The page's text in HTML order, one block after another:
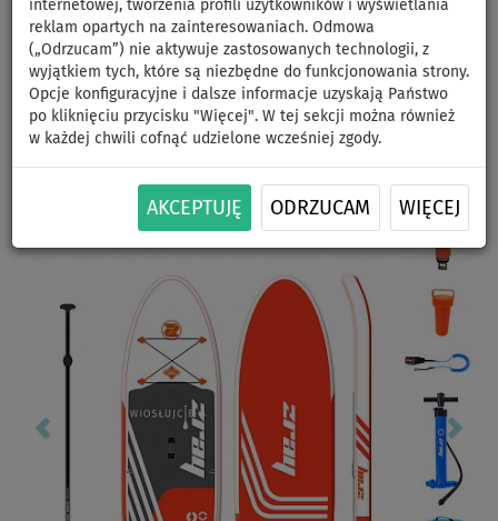
internetowej, tworzenia profili użytkowników i wyświetlania
reklam opartych na zainteresowaniach. Odmowa
(„Odrzucam”) nie aktywuje zastosowanych technologii, z
wyjątkiem tych, które są niezbędne do funkcjonowania strony.
Opcje konfiguracyjne i dalsze informacje uzyskają Państwo
po kliknięciu przycisku "Więcej". W tej sekcji można również
w każdej chwili cofnąć udzielone wcześniej zgody.
AKCEPTUJĘ ODRZUCAM WIĘCEJ
pompowany paddleboard
2021
SUPER
CENA
WIOSŁO W
ZESTAWIE
OPCJA
SIEDZISKA
DARMOWA
DOSTAWA
Next